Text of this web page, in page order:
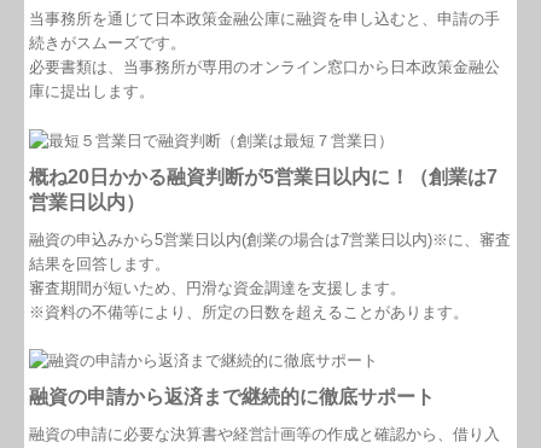
お問合せ
FX4クラウド
国の共済制度活用コーナー
補助金・助成金・融資情報
関与先向け融資商品ご紹介
経営者お役立ち情報
TKCシステムQ&A
社会福祉法人の皆様へ
当事務所を通じて 日本政策金融公庫に融資を申し込むと、申請の手
続きがスムーズです。
必要書類は、当事務所が専用のオンライン窓口から日本政策金融公
庫に提出します。
概ね20日かかる融資判断が5営業日以内に！（創業は7
営業日以内）
融資の申込みから5営業日以内(創業の場合は7営業日以内)※に、審査
結果を回答します。
審査期間が短いため、円滑な資金調達を支援します。
※資料の不備等により、所定の日数を超えることがあります。
融資の申請から返済まで継続的に徹底サポート
融資の申請に必要な決算書や経営計画等の作成と確認から、借り入